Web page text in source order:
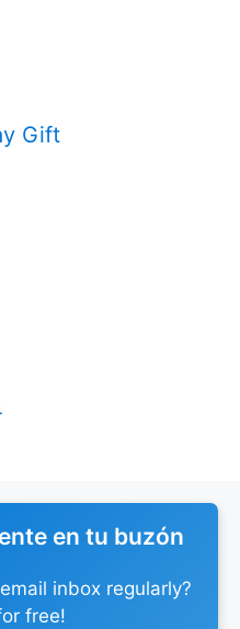
Gift
en tu buzón
inbox regularly?
free!